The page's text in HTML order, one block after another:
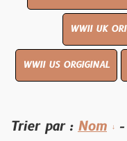
WWII UK
WWII US ORGIGINAL
Trier par : Nom -